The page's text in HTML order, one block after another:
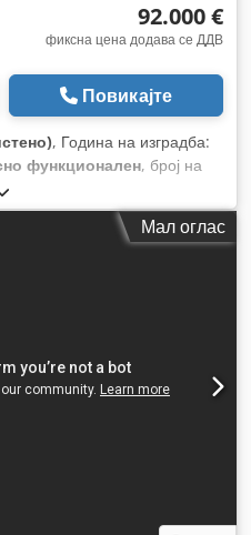
92.000 €
фиксна цена додава се ДДВ
Повикајте
, Година на изградба:
функционален, број на
Мал оглас